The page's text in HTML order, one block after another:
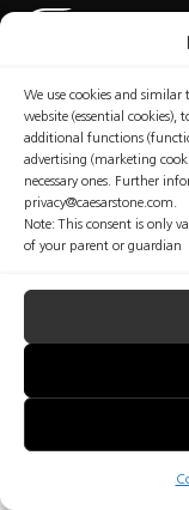
We use cookies and
website (essential cookies),
additional functions
advertising (marketing
necessary ones. Further
privacy@caesarstone.com.
Note: This consent is only
of your parent or guardian
Conditions
D’utilisation de
Le contenu de ce site Web ne
établissement. Caesarstone ne
mesures de sécurité présentées
santé et de la sécurité de leurs
être considéré comme un avis
comme une interprétation
remplace aucunement une
© Caesarstone, 2025. Tous droits